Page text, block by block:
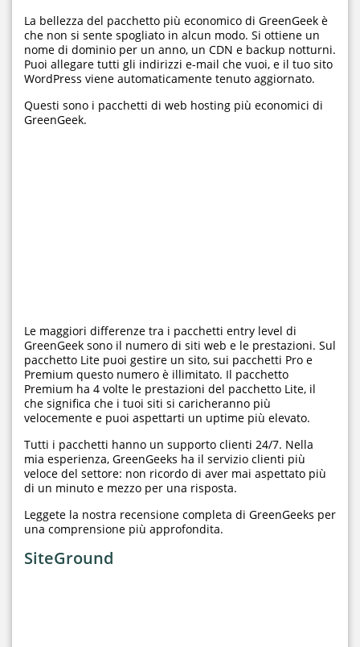
La bellezza del pacchetto più economico di GreenGeek è
che non si sente spogliato in alcun modo. Si ottiene un
nome di dominio per un anno, un CDN e backup notturni.
Puoi allegare tutti gli indirizzi e-mail che vuoi, e il tuo sito
WordPress viene automaticamente tenuto aggiornato.
Questi sono i pacchetti di web hosting più economici di
GreenGeek.
Le maggiori differenze tra i pacchetti entry level di
GreenGeek sono il numero di siti web e le prestazioni. Sul
pacchetto Lite puoi gestire un sito, sui pacchetti Pro e
Premium questo numero è illimitato. Il pacchetto
Premium ha 4 volte le prestazioni del pacchetto Lite, il
che significa che i tuoi siti si caricheranno più
velocemente e puoi aspettarti un uptime più elevato.
Tutti i pacchetti hanno un supporto clienti 24/7. Nella
mia esperienza, GreenGeeks ha il servizio clienti più
veloce del settore: non ricordo di aver mai aspettato più
di un minuto e mezzo per una risposta.
Leggete la nostra recensione completa di GreenGeeks per
una comprensione più approfondita.
SiteGround